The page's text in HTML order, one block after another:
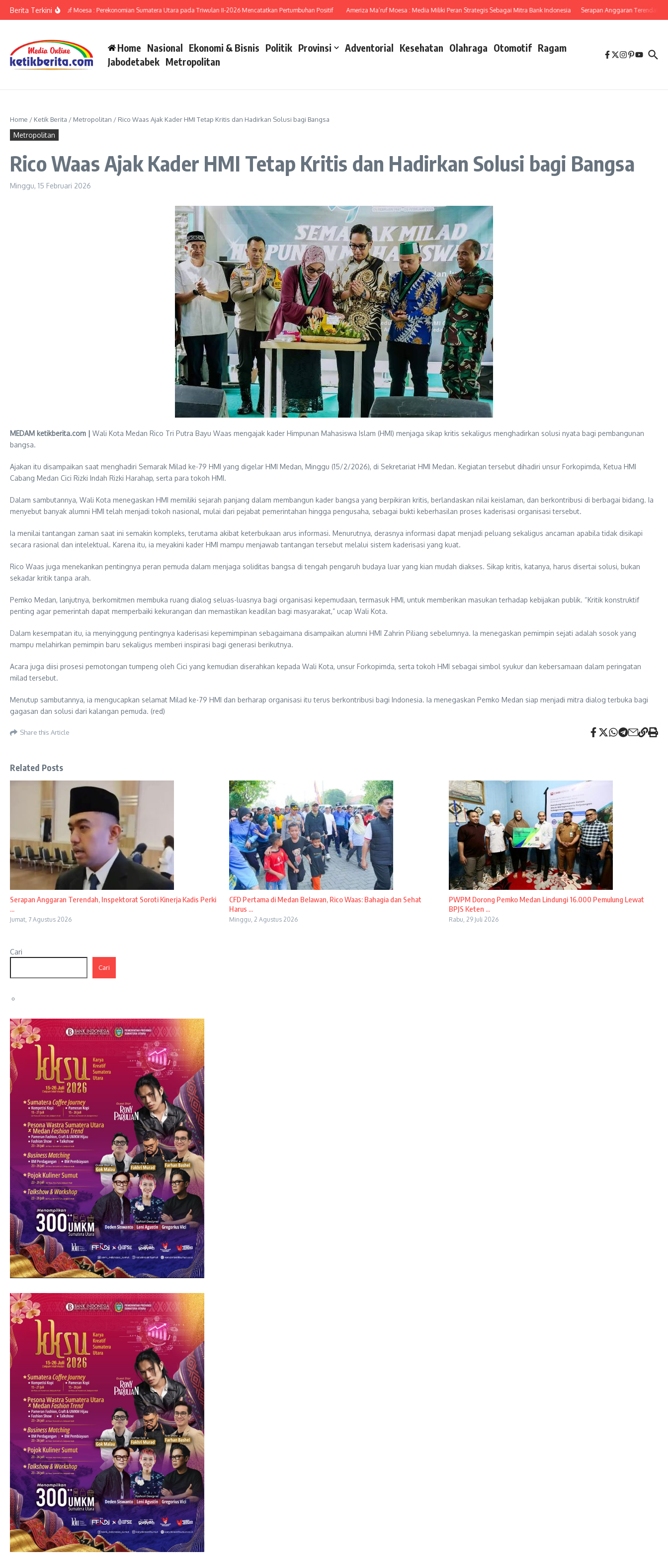
Berita Terkini
Ameriza Ma’ruf Moesa : Perekonomian Sumatera Utara pada Triwulan II-2026 Mencatatkan Pertumbuhan Positif Ameriza Ma’ruf Moesa : Media Miliki Peran Strategis Sebagai Mitra Bank Indonesia Serapan Anggaran Terendah,
Home Nasional Ekonomi & Bisnis Politik Provinsi Adventorial Kesehatan Olahraga Otomotif Ragam
Jabodetabek Metropolitan
Home / Ketik Berita / Metropolitan / Rico Waas Ajak Kader HMI Tetap Kritis dan Hadirkan Solusi bagi Bangsa
Metropolitan
Rico Waas Ajak Kader HMI Tetap Kritis dan Hadirkan Solusi bagi Bangsa
Minggu, 15 Februari 2026
MEDAM ketikberita.com | Wali Kota Medan Rico Tri Putra Bayu Waas mengajak kader Himpunan Mahasiswa Islam (HMI) menjaga sikap kritis sekaligus menghadirkan solusi nyata bagi pembangunan
bangsa.
Ajakan itu disampaikan saat menghadiri Semarak Milad ke-79 HMI yang digelar HMI Medan, Minggu (15/2/2026), di Sekretariat HMI Medan. Kegiatan tersebut dihadiri unsur Forkopimda, Ketua HMI
Cabang Medan Cici Rizki Indah Rizki Harahap, serta para tokoh HMI.
Dalam sambutannya, Wali Kota menegaskan HMI memiliki sejarah panjang dalam membangun kader bangsa yang berpikiran kritis, berlandaskan nilai keislaman, dan berkontribusi di berbagai bidang. Ia
menyebut banyak alumni HMI telah menjadi tokoh nasional, mulai dari pejabat pemerintahan hingga pengusaha, sebagai bukti keberhasilan proses kaderisasi organisasi tersebut.
Ia menilai tantangan zaman saat ini semakin kompleks, terutama akibat keterbukaan arus informasi. Menurutnya, derasnya informasi dapat menjadi peluang sekaligus ancaman apabila tidak disikapi
secara rasional dan intelektual. Karena itu, ia meyakini kader HMI mampu menjawab tantangan tersebut melalui sistem kaderisasi yang kuat.
Rico Waas juga menekankan pentingnya peran pemuda dalam menjaga soliditas bangsa di tengah pengaruh budaya luar yang kian mudah diakses. Sikap kritis, katanya, harus disertai solusi, bukan
sekadar kritik tanpa arah.
Pemko Medan, lanjutnya, berkomitmen membuka ruang dialog seluas-luasnya bagi organisasi kepemudaan, termasuk HMI, untuk memberikan masukan terhadap kebijakan publik. “Kritik konstruktif
penting agar pemerintah dapat memperbaiki kekurangan dan memastikan keadilan bagi masyarakat,” ucap Wali Kota.
Dalam kesempatan itu, ia menyinggung pentingnya kaderisasi kepemimpinan sebagaimana disampaikan alumni HMI Zahrin Piliang sebelumnya. Ia menegaskan pemimpin sejati adalah sosok yang
mampu melahirkan pemimpin baru sekaligus memberi inspirasi bagi generasi berikutnya.
Acara juga diisi prosesi pemotongan tumpeng oleh Cici yang kemudian diserahkan kepada Wali Kota, unsur Forkopimda, serta tokoh HMI sebagai simbol syukur dan kebersamaan dalam peringatan
milad tersebut.
Menutup sambutannya, ia mengucapkan selamat Milad ke-79 HMI dan berharap organisasi itu terus berkontribusi bagi Indonesia. Ia menegaskan Pemko Medan siap menjadi mitra dialog terbuka bagi
gagasan dan solusi dari kalangan pemuda. (red)
Share this Article
Related Posts
Serapan Anggaran Terendah, Inspektorat Soroti Kinerja Kadis Perki
...
Jumat, 7 Agustus 2026
CFD Pertama di Medan Belawan, Rico Waas: Bahagia dan Sehat
Harus ...
Minggu, 2 Agustus 2026
PWPM Dorong Pemko Medan Lindungi 16.000 Pemulung Lewat
BPJS Keten ...
Rabu, 29 Juli 2026
Cari
Cari